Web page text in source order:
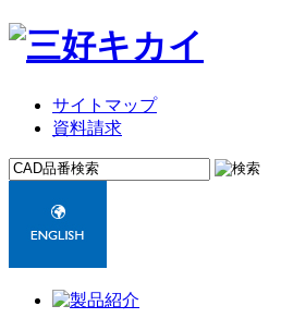
サイトマップ
資料請求